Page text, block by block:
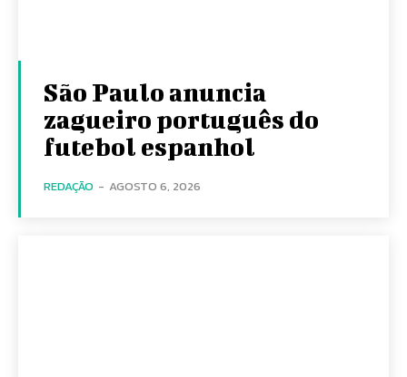
São Paulo anuncia
zagueiro português do
futebol espanhol
REDAÇÃO - AGOSTO 6, 2026